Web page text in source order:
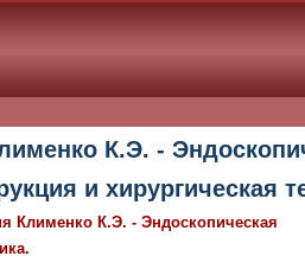
К.Э. -
и хирургическая
Клименко К.Э. - Эндоскопическая